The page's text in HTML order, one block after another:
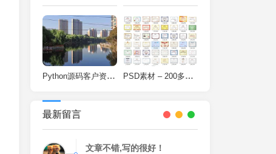
Python源码客户资料管理系统V2.2一键运行 PSD素材 – 200多种类型证书PSD源码
最新留言
文章不错,写的很好！